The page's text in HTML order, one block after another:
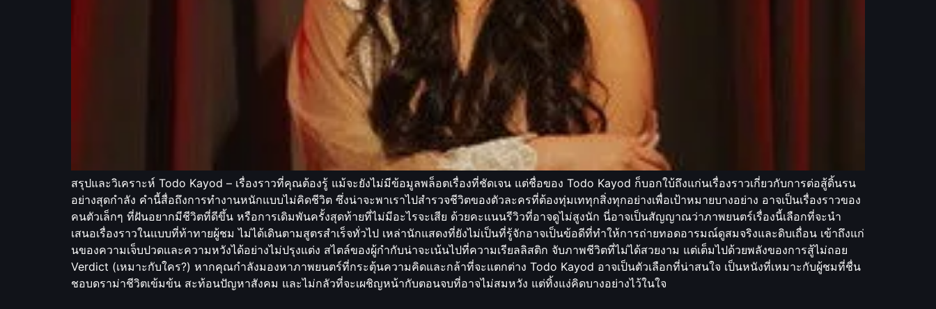
สรุปและวิเคราะห์ Todo Kayod – เรื่องราวที่คุณต้องรู้ แม้จะยังไม่มีข้อมูลพล็อตเรื่องที่ชัดเจน แต่ชื่อของ Todo Kayod ก็บอกใบ้ถึงแก่นเรื่องราวเกี่ยวกับการต่อสู้ดิ้นรน
อย่างสุดกำลัง คำนี้สื่อถึงการทำงานหนักแบบไม่คิดชีวิต ซึ่งน่าจะพาเราไปสำรวจชีวิตของตัวละครที่ต้องทุ่มเททุกสิ่งทุกอย่างเพื่อเป้าหมายบางอย่าง อาจเป็นเรื่องราวของ
คนตัวเล็กๆ ที่ฝันอยากมีชีวิตที่ดีขึ้น หรือการเดิมพันครั้งสุดท้ายที่ไม่มีอะไรจะเสีย ด้วยคะแนนรีวิวที่อาจดูไม่สูงนัก นี่อาจเป็นสัญญาณว่าภาพยนตร์เรื่องนี้เลือกที่จะนำ
เสนอเรื่องราวในแบบที่ท้าทายผู้ชม ไม่ได้เดินตามสูตรสำเร็จทั่วไป เหล่านักแสดงที่ยังไม่เป็นที่รู้จักอาจเป็นข้อดีที่ทำให้การถ่ายทอดอารมณ์ดูสมจริงและดิบเถื่อน เข้าถึงแก่
นของความเจ็บปวดและความหวังได้อย่างไม่ปรุงแต่ง สไตล์ของผู้กำกับน่าจะเน้นไปที่ความเรียลลิสติก จับภาพชีวิตที่ไม่ได้สวยงาม แต่เต็มไปด้วยพลังของการสู้ไม่ถอย
Verdict (เหมาะกับใคร?) หากคุณกำลังมองหาภาพยนตร์ที่กระตุ้นความคิดและกล้าที่จะแตกต่าง Todo Kayod อาจเป็นตัวเลือกที่น่าสนใจ เป็นหนังที่เหมาะกับผู้ชมที่ชื่น
ชอบดราม่าชีวิตเข้มข้น สะท้อนปัญหาสังคม และไม่กลัวที่จะเผชิญหน้ากับตอนจบที่อาจไม่สมหวัง แต่ทิ้งแง่คิดบางอย่างไว้ในใจ